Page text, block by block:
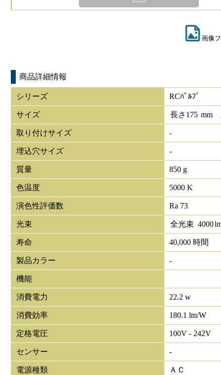
画像
商品詳細情報
シリーズ RCﾊﾞﾙﾌﾞ
サイズ 長さ 175 mm
取り付けサイズ -
埋込穴サイズ -
質量 850 g
色温度 5000 K
演色性評価数 Ra 73
光束 全光束 4000
寿命 40,000 時間
製品カラー -
機能
消費電力 22.2 w
消費効率 180.1 lm/W
定格電圧 100V - 242V
センサー -
電源種類 ＡＣ